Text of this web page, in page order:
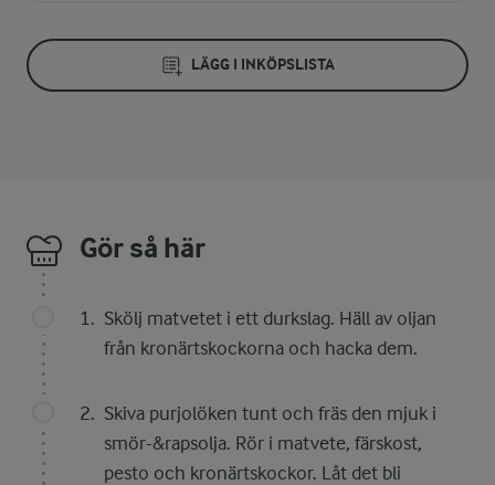
LÄGG I INKÖPSLISTA
Gör så här
Skölj matvetet i ett durkslag. Häll av oljan
från kronärtskockorna och hacka dem.
Skiva purjolöken tunt och fräs den mjuk i
smör-&rapsolja. Rör i matvete, färskost,
pesto och kronärtskockor. Låt det bli